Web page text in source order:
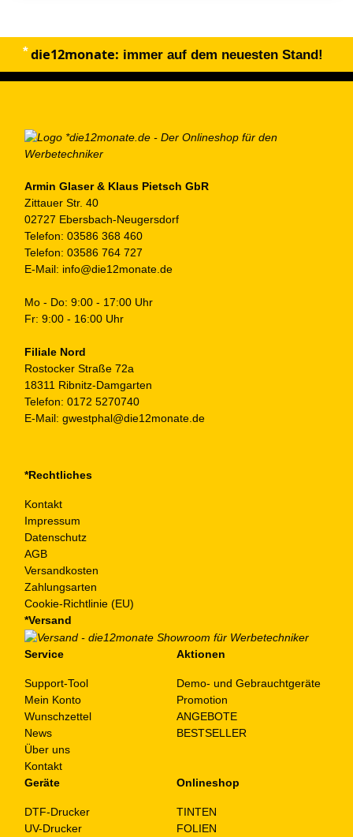
die12monate: immer auf dem neuesten Stand!
Armin Glaser & Klaus Pietsch GbR
Zittauer Str. 40
02727 Ebersbach-Neugersdorf
Telefon: 03586 368 460
Telefon: 03586 764 727
E-Mail: info@die12monate.de
Mo - Do: 9:00 - 17:00 Uhr
Fr: 9:00 - 16:00 Uhr
Filiale Nord
Rostocker Straße 72a
18311 Ribnitz-Damgarten
Telefon: 0172 5270740
E-Mail: gwestphal@die12monate.de
*Rechtliches
Kontakt
Impressum
Datenschutz
AGB
Versandkosten
Zahlungsarten
Cookie-Richtlinie (EU)
*Versand
Service
Support-Tool
Mein Konto
Wunschzettel
News
Über uns
Kontakt
Aktionen
Demo- und Gebrauchtgeräte
Promotion
ANGEBOTE
BESTSELLER
Geräte
DTF-Drucker
UV-Drucker
Onlineshop
TINTEN
FOLIEN